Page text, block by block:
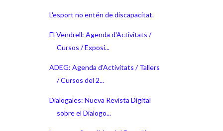
L'esport no entén de discapacitat.
El Vendrell: Agenda d'Activitats /
Cursos / Exposi...
ADEG: Agenda d'Activitats / Tallers
/ Cursos del 2...
Dialogales: Nueva Revista Digital
sobre el Dialogo...